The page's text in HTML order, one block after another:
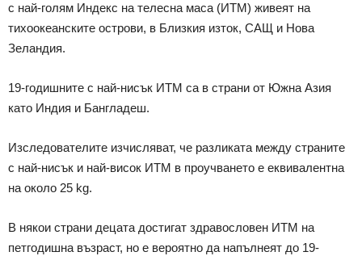
с най-голям Индекс на телесна маса (ИТМ) живеят на
тихоокеанските острови, в Близкия изток, САЩ и Нова
Зеландия.
19-годишните с най-нисък ИТМ са в страни от Южна Азия
като Индия и Бангладеш.
Изследователите изчисляват, че разликата между страните
с най-нисък и най-висок ИТМ в проучването е еквивалентна
на около 25 kg.
В някои страни децата достигат здравословен ИТМ на
петгодишна възраст, но е вероятно да напълнеят до 19-